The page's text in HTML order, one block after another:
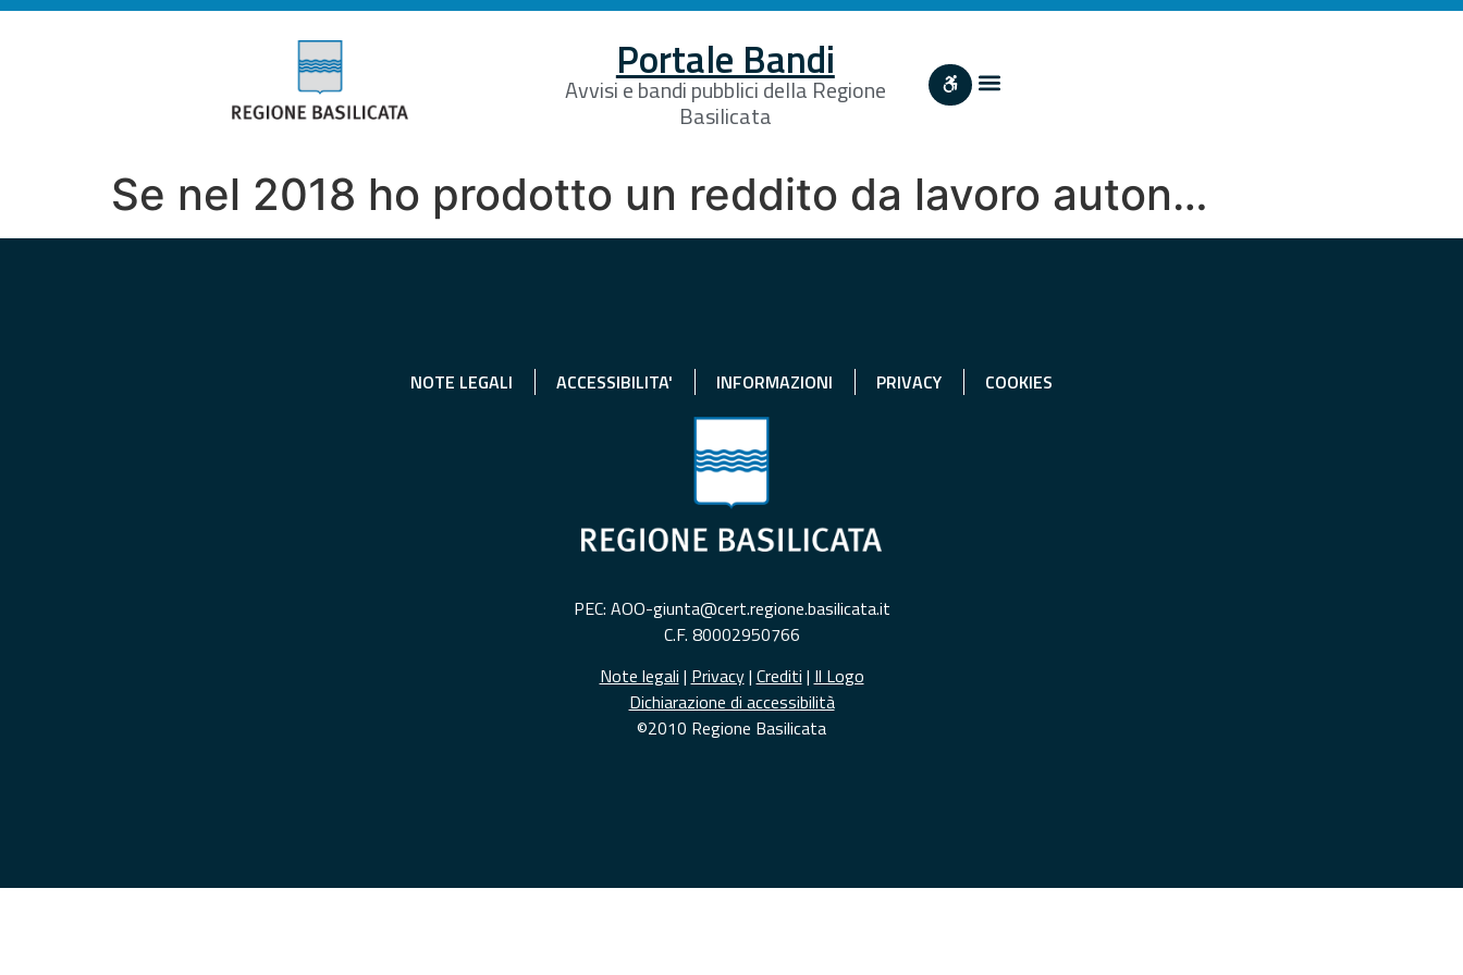
Portale Bandi
Avvisi e bandi pubblici della Regione
Basilicata
Se nel 2018 ho prodotto un reddito da lavoro auton…
NOTE LEGALI ACCESSIBILITA' INFORMAZIONI PRIVACY COOKIES
PEC: AOO-giunta@cert.regione.basilicata.it
C.F. 80002950766
Note legali | Privacy| Crediti | Il Logo
Dichiarazione di accessibilità
©2010 Regione Basilicata